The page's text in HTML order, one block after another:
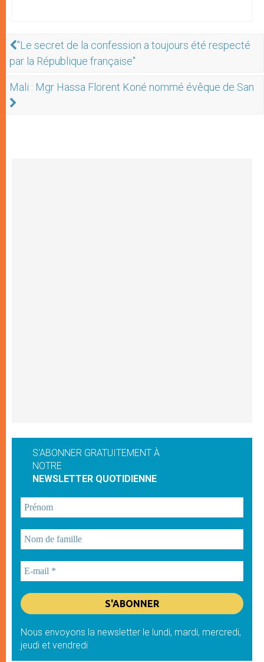
"Le secret de la confession a toujours été respecté
par la République française"
Mali : Mgr Hassa Florent Koné nommé évêque de San
S'ABONNER GRATUITEMENT À
NOTRE
NEWSLETTER QUOTIDIENNE
Nous envoyons la newsletter le lundi, mardi, mercredi,
jeudi et vendredi